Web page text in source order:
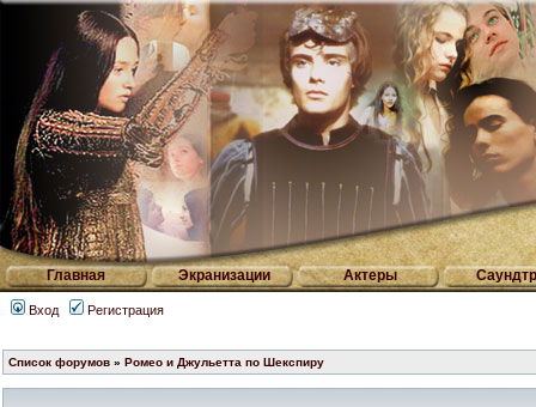
Главная Экранизации Актеры
Вход Регистрация
Список форумов » Ромео и Джульетта по Шекспиру